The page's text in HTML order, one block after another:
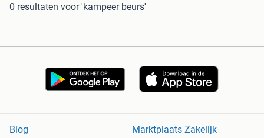
0 resultaten voor 'kampeer beurs'
Blog
Marktplaats Zakelijk